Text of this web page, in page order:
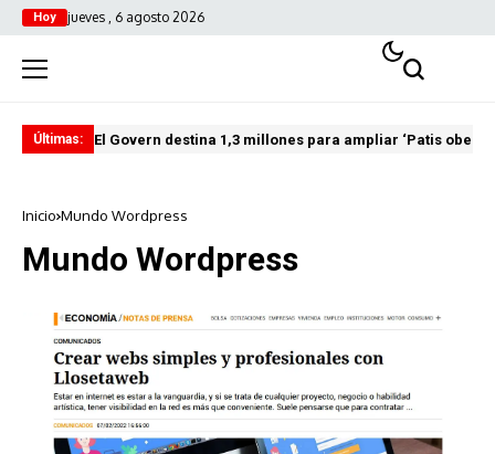
Hoy jueves , 6 agosto 2026
Últimas: El Govern destina 1,3 millones para ampliar ‘Patis
Inicio Mundo Wordpress
Mundo Wordpress